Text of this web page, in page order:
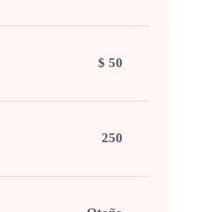
$ 50
250